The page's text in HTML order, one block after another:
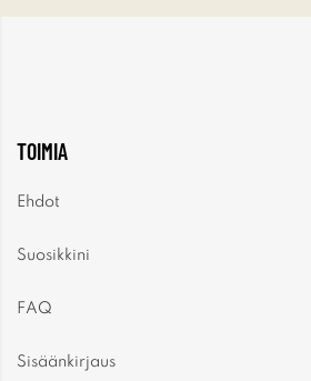
TOIMIA
Ehdot
Suosikkini
FAQ
Sisäänkirjaus